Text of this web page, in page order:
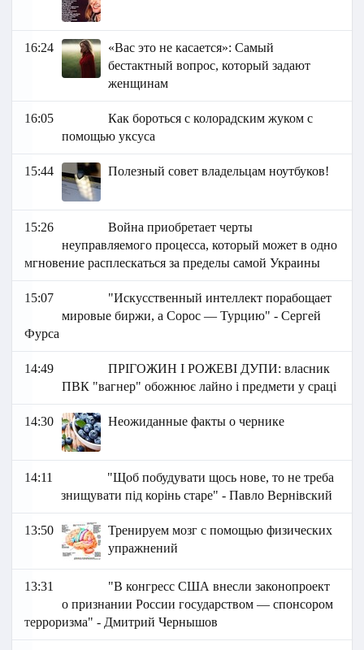
16:24
«Вас это не касается»: Самый
бестактный вопрос, который задают
женщинам
16:05
Как бороться с колорадским жуком с
помощью уксуса
15:44 Полезный совет владельцам ноутбуков!
15:26
Война приобретает черты
неуправляемого процесса, который может в одно
мгновение расплескаться за пределы самой Украины
15:07
"Искусственный интеллект порабощает
мировые биржи, а Сорос — Турцию" - Сергей
Фурса
14:49
ПРІГОЖИН І РОЖЕВІ ДУПИ: власник
ПВК "вагнер" обожнює лайно і предмети у сраці
14:30 Неожиданные факты о чернике
14:11
"Щоб побудувати щось нове, то не треба
знищувати під корінь старе" - Павло Вернівский
13:50
Тренируем мозг с помощью физических
упражнений
13:31
"В конгресс США внесли законопроект
о признании России государством — спонсором
терроризма" - Дмитрий Чернышов